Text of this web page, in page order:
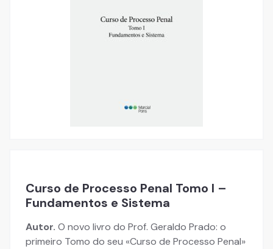
Curso de Processo Penal Tomo I –
Fundamentos e Sistema
Autor. O novo livro do Prof. Geraldo Prado: o
primeiro Tomo do seu «Curso de Processo Penal»